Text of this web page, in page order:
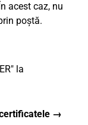
acest caz, nu
poștă.
la
→